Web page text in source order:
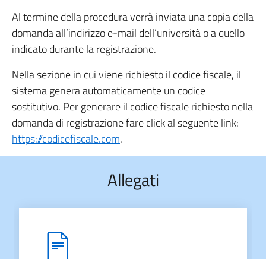
Al termine della procedura verrà inviata una copia della
domanda all’indirizzo e-mail dell’università o a quello
indicato durante la registrazione.
Nella sezione in cui viene richiesto il codice fiscale, il
sistema genera automaticamente un codice
sostitutivo. Per generare il codice fiscale richiesto nella
domanda di registrazione fare click al seguente link:
https://codicefiscale.com.
Allegati